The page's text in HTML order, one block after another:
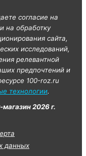
согласие на
на обработку
сайта,
исследований,
релевантной
предпочтений и
100-roz.ru
технологии.
2026 г.
данных